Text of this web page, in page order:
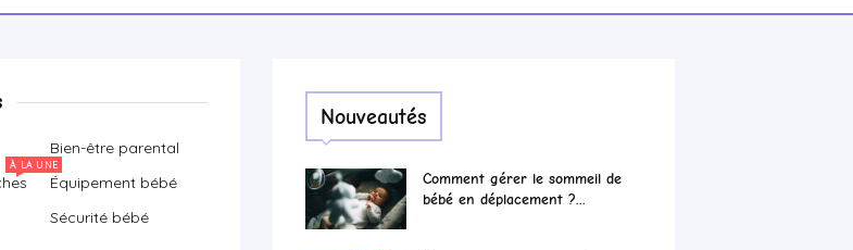
Bien-être parental
À LA UNE
Équipement bébé
Sécurité bébé
Nouveautés
Comment gérer le sommeil de
bébé en déplacement ?...